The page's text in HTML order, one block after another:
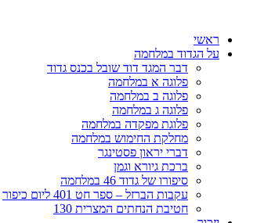
ראשי
על הגדוד במלחמה
דבר המגד דוד שובל בכנס גדוד
פלוגה א במלחמה
פלוגה ב במלחמה
פלוגה ג במלחמה
פלוגת מפקדה במלחמה
מחלקת החימוש במלחמה
דברי יראון פסטינגר
ברכת גיורא וגמן
סיפורו של גדוד 46 במלחמה
עקבות הברזל – ספר חט 401 ליום כיפור
חטיבת הנחתים המצרית 130